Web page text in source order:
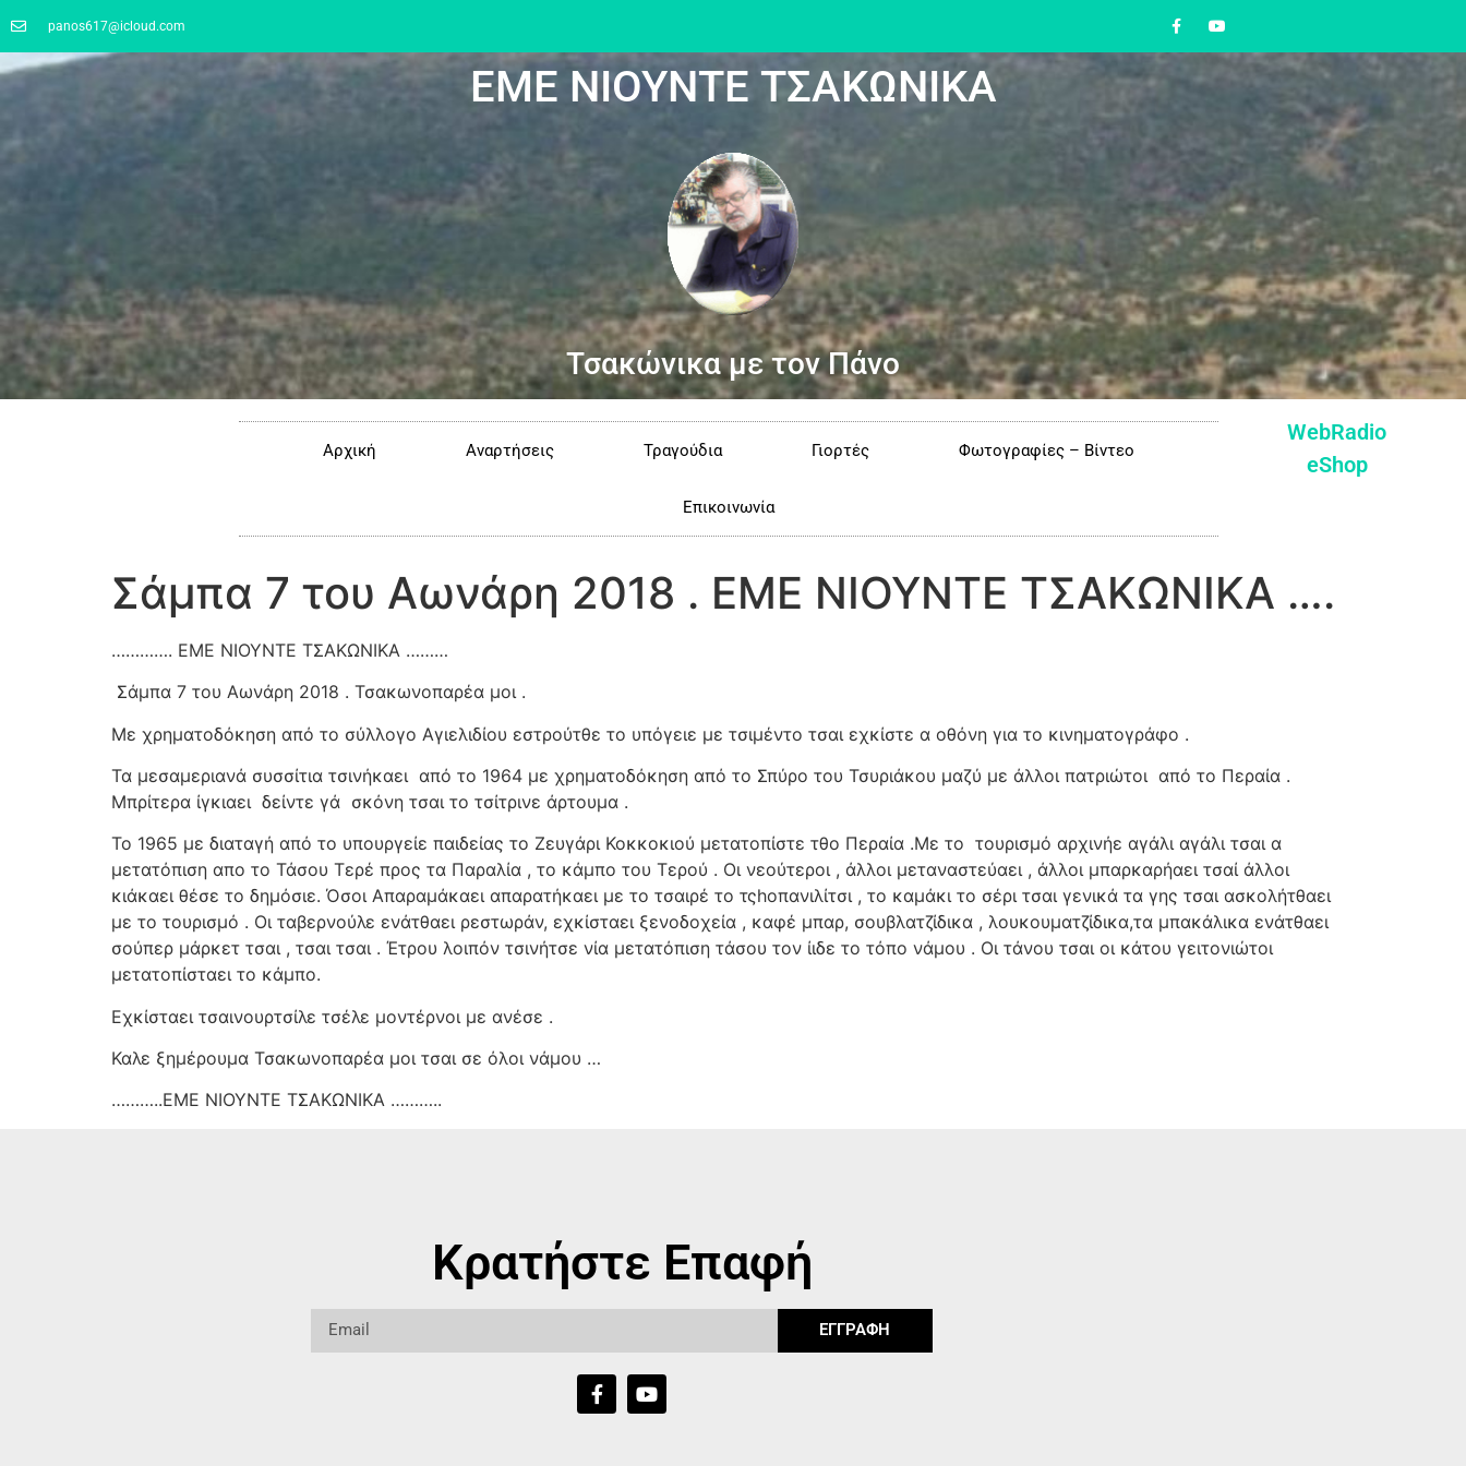
panos617@icloud.com
ΕΜΕ ΝΙΟΥΝΤΕ ΤΣΑΚΩΝΙΚΑ
Τσακώνικα με τον Πάνο
Αρχική Αναρτήσεις Τραγούδια Γιορτές Φωτογραφίες – Βίντεο
Επικοινωνία
WebRadio
eShop
Σάμπα 7 του Αωνάρη 2018 . ΕΜΕ ΝΙΟΥΝΤΕ ΤΣΑΚΩΝΙΚΑ ….
…………. ΕΜΕ ΝΙΟΥΝΤΕ ΤΣΑΚΩΝΙΚΑ ………
Σάμπα 7 του Αωνάρη 2018 . Τσακωνοπαρέα μοι .
Με χρηματοδόκηση από το σύλλογο Αγιελιδίου εστρούτθε το υπόγειε με τσιμέντο τσαι εχκίστε α οθόνη για το κινηματογράφο .
Τα μεσαμεριανά συσσίτια τσινήκαει από το 1964 με χρηματοδόκηση από το Σπύρο του Τσυριάκου μαζύ με άλλοι πατριώτοι από το Περαία .
Μπρίτερα ίγκιαει δείντε γά σκόνη τσαι το τσίτρινε άρτουμα .
Το 1965 με διαταγή από το υπουργείε παιδείας το Ζευγάρι Κοκκοκιού μετατοπίστε τθο Περαία .Με το τουρισμό αρχινήε αγάλι αγάλι τσαι α
μετατόπιση απο το Τάσου Τερέ προς τα Παραλία , το κάμπο του Τερού . Οι νεούτεροι , άλλοι μεταναστεύαει , άλλοι μπαρκαρήαει τσαί άλλοι
κιάκαει θέσε το δημόσιε. Όσοι Απαραμάκαει απαρατήκαει με το τσαιρέ το τςhοπανιλίτσι , το καμάκι το σέρι τσαι γενικά τα γης τσαι ασκολήτθαει
με το τουρισμό . Οι ταβερνούλε ενάτθαει ρεστωράν, εχκίσταει ξενοδοχεία , καφέ μπαρ, σουβλατζίδικα , λουκουματζίδικα,τα μπακάλικα ενάτθαει
σούπερ μάρκετ τσαι , τσαι τσαι . Έτρου λοιπόν τσινήτσε νία μετατόπιση τάσου τον ίιδε το τόπο νάμου . Οι τάνου τσαι οι κάτου γειτονιώτοι
μετατοπίσταει το κάμπο.
Εχκίσταει τσαινουρτσίλε τσέλε μοντέρνοι με ανέσε .
Καλε ξημέρουμα Τσακωνοπαρέα μοι τσαι σε όλοι νάμου …
………..ΕΜΕ ΝΙΟΥΝΤΕ ΤΣΑΚΩΝΙΚΑ ………..
Κρατήστε Επαφή
ΕΓΓΡΑΦΗ